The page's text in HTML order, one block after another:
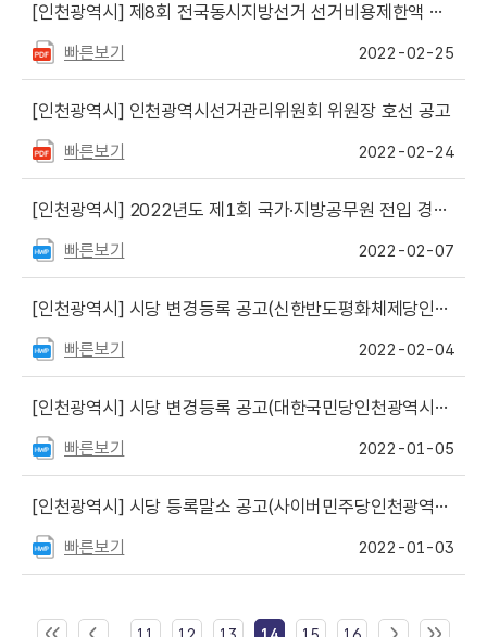
[인천광역시] 제8회 전국동시지방선거 선거비용제한액 등 공고
빠른보기 2022-02-25
[인천광역시] 인천광역시선거관리위원회 위원장 호선 공고
빠른보기 2022-02-24
[인천광역시] 2022년도 제1회 국가·지방공무원 전입 경력경쟁채용시험 공고
빠른보기 2022-02-07
[인천광역시] 시당 변경등록 공고(신한반도평화체제당인천광역시당, 인영 변경)
빠른보기 2022-02-04
[인천광역시] 시당 변경등록 공고(대한국민당인천광역시당)
빠른보기 2022-01-05
[인천광역시] 시당 등록말소 공고(사이버민주당인천광역시당)
빠른보기 2022-01-03